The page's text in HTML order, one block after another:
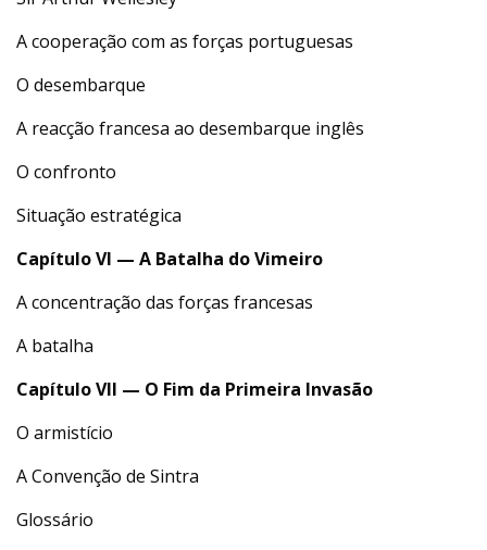
A cooperação com as forças portuguesas
O desembarque
A reacção francesa ao desembarque inglês
O confronto
Situação estratégica
Capítulo VI — A Batalha do Vimeiro
A concentração das forças francesas
A batalha
Capítulo VII — O Fim da Primeira Invasão
O armistício
A Convenção de Sintra
Glossário